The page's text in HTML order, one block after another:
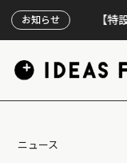
お知らせ【特設サイト
ニュース